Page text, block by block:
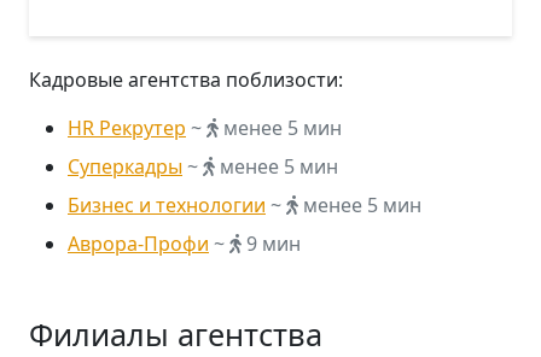
Кадровые агентства поблизости:
HR Рекрутер ~
менее 5 мин
Суперкадры~
менее 5 мин
Бизнес и технологии ~
менее 5 мин
Аврора-Профи ~ 9 мин
Филиалы агентства